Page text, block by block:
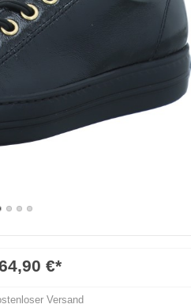
€*
Versand